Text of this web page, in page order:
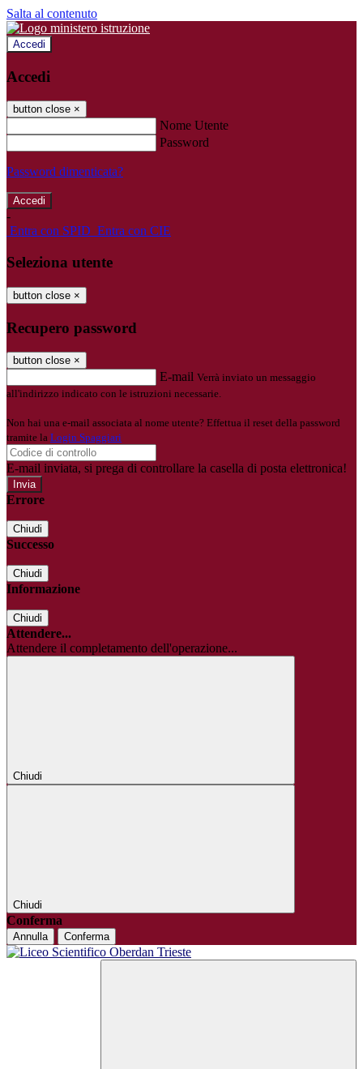
Salta al contenuto
Accedi
Accedi
button close ×
Nome Utente
Password
Password dimenticata?
-
Entra con SPID Entra con CIE
Seleziona utente
button close ×
Recupero password
button close ×
E-mail Verrà inviato un messaggio
all'indirizzo indicato con le istruzioni necessarie.
Non hai una e-mail associata al nome utente? Effettua il reset della password
tramite la Login Spaggiari
E-mail inviata, si prega di controllare la casella di posta elettronica!
Errore
Chiudi
Successo
Chiudi
Informazione
Chiudi
Attendere...
Attendere il completamento dell'operazione...
Chiudi
Chiudi
Conferma
Annulla Conferma